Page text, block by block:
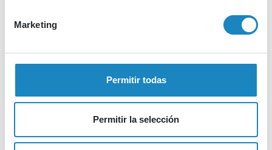
Marketing
Permitir todas
Permitir la selección
Presentaciones